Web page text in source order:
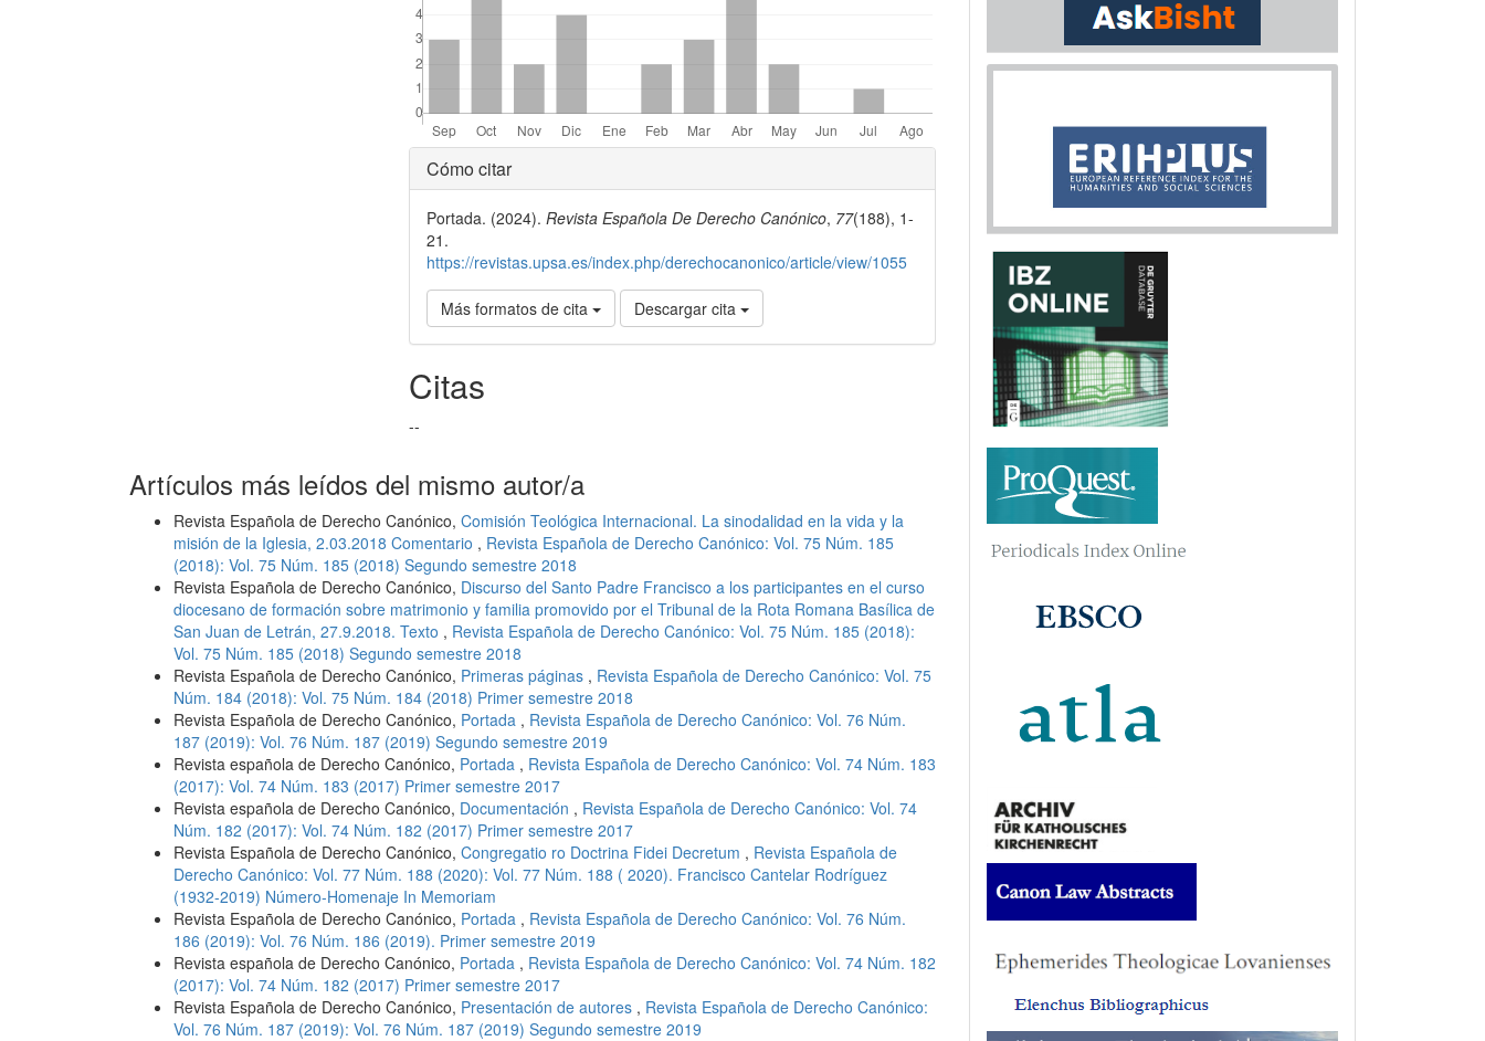
Detalles
del
artículo
Cómo citar
Portada. (2024).Revista Española De Derecho Canónico, 77(188), 1-
21.
https://revistas.upsa.es/index.php/derechocanonico/article/view/1055
Más formatos de cita Descargar cita
Citas
--
Artículos más leídos del mismo autor/a
Revista Española de Derecho Canónico, Comisión Teológica Internacional. La sinodalidad en la vida y la
misión de la Iglesia, 2.03.2018 Comentario , Revista Española de Derecho Canónico: Vol. 75 Núm. 185
(2018): Vol. 75 Núm. 185 (2018) Segundo semestre 2018
Revista Española de Derecho Canónico, Discurso del Santo Padre Francisco a los participantes en el curso
diocesano de formación sobre matrimonio y familia promovido por el Tribunal de la Rota Romana Basílica de
San Juan de Letrán, 27.9.2018. Texto , Revista Española de Derecho Canónico: Vol. 75 Núm. 185 (2018):
Vol. 75 Núm. 185 (2018) Segundo semestre 2018
Revista Española de Derecho Canónico, Primeras páginas , Revista Española de Derecho Canónico: Vol. 75
Núm. 184 (2018): Vol. 75 Núm. 184 (2018) Primer semestre 2018
Revista Española de Derecho Canónico, Portada , Revista Española de Derecho Canónico: Vol. 76 Núm.
187 (2019): Vol. 76 Núm. 187 (2019) Segundo semestre 2019
Revista española de Derecho Canónico, Portada , Revista Española de Derecho Canónico: Vol. 74 Núm. 183
(2017): Vol. 74 Núm. 183 (2017) Primer semestre 2017
Revista española de Derecho Canónico, Documentación , Revista Española de Derecho Canónico: Vol. 74
Núm. 182 (2017): Vol. 74 Núm. 182 (2017) Primer semestre 2017
Revista Española de Derecho Canónico, Congregatio ro Doctrina Fidei Decretum , Revista Española de
Derecho Canónico: Vol. 77 Núm. 188 (2020): Vol. 77 Núm. 188 ( 2020). Francisco Cantelar Rodríguez
(1932-2019) Número-Homenaje In Memoriam
Revista Española de Derecho Canónico, Portada , Revista Española de Derecho Canónico: Vol. 76 Núm.
186 (2019): Vol. 76 Núm. 186 (2019). Primer semestre 2019
Revista española de Derecho Canónico, Portada , Revista Española de Derecho Canónico: Vol. 74 Núm. 182
(2017): Vol. 74 Núm. 182 (2017) Primer semestre 2017
Revista Española de Derecho Canónico, Presentación de autores , Revista Española de Derecho Canónico:
Vol. 76 Núm. 187 (2019): Vol. 76 Núm. 187 (2019) Segundo semestre 2019